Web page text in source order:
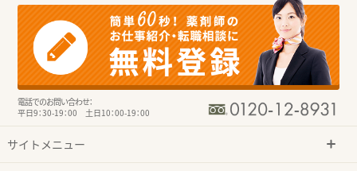
電話でのお問い合わせ：
平日9：30-19：00 土日10：00-19：00
サイトメニュー